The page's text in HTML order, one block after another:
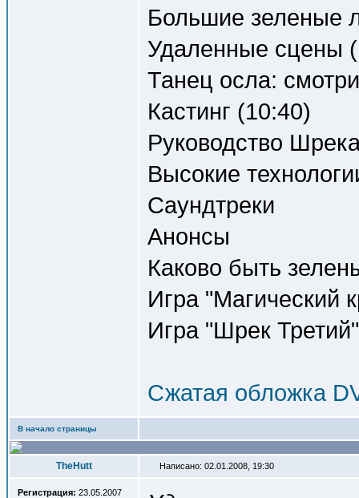
Большие зеленые
Удаленные сцены
Танец осла:
Кастинг (10:40)
Руководство
Высокие
Саундтреки
Анонсы
Каково быть
Игра "Магический
Игра "Шрек
Сжатая обложка
В начало страницы
TheHutt Написано: 02.01.2008, 19:30
Регистрация: 23.05.2007